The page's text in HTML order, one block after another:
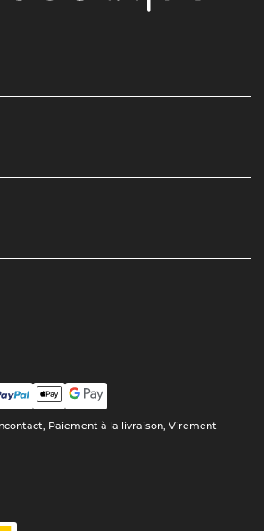
Paiement à la livraison, Virement